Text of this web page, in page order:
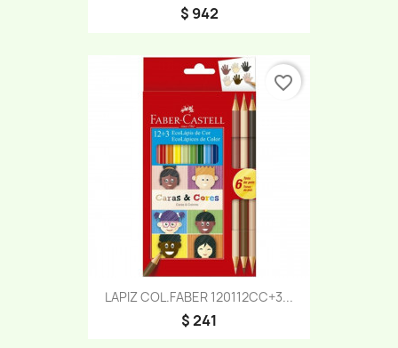
$ 942
LAPIZ COL.FABER 120112CC+3...
$ 241
favorite_border